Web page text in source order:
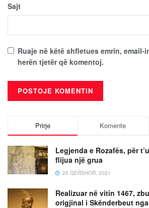
Sajt
Ruaje në këtë shfletues emrin, email-
herën tjetër që komentoj.
Prirje Komente
Legjenda e Rozafës, për
flijua një grua
25 QERSHOR, 2021
Realizuar në vitin 1467,
origjinal i Skënderbeut